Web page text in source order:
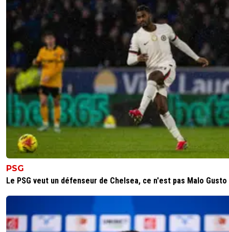
PSG
Le PSG veut un défenseur de Chelsea, ce n'est pas Malo Gusto